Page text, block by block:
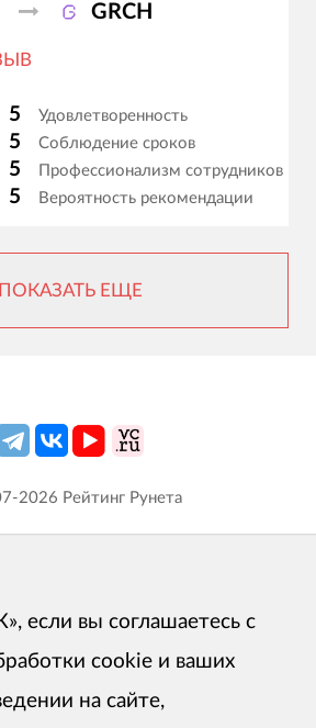
GRCH
5 Удовлетворенность
5 Соблюдение сроков
5 Профессионализм сотрудников
5 Вероятность рекомендации
ПОКАЗАТЬ ЕЩЕ
2026 Рейтинг Рунета
если вы соглашаетесь с
cookie и ваших
на сайте,